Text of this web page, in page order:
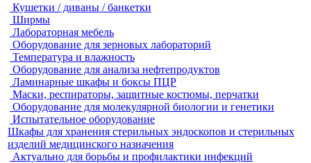
Кушетки / диваны / банкетки
Ширмы
Лабораторная мебель
Оборудование для зерновых лабораторий
Температура и влажность
Оборудование для анализа нефтепродуктов
Ламинарные шкафы и боксы ПЦР
Маски, респираторы, защитные костюмы, перчатки
Оборудование для молекулярной биологии и генетики
Испытательное оборудование
Шкафы для хранения стерильных эндоскопов и стерильных
изделий медицинского назначения
Актуально для борьбы и профилактики инфекций